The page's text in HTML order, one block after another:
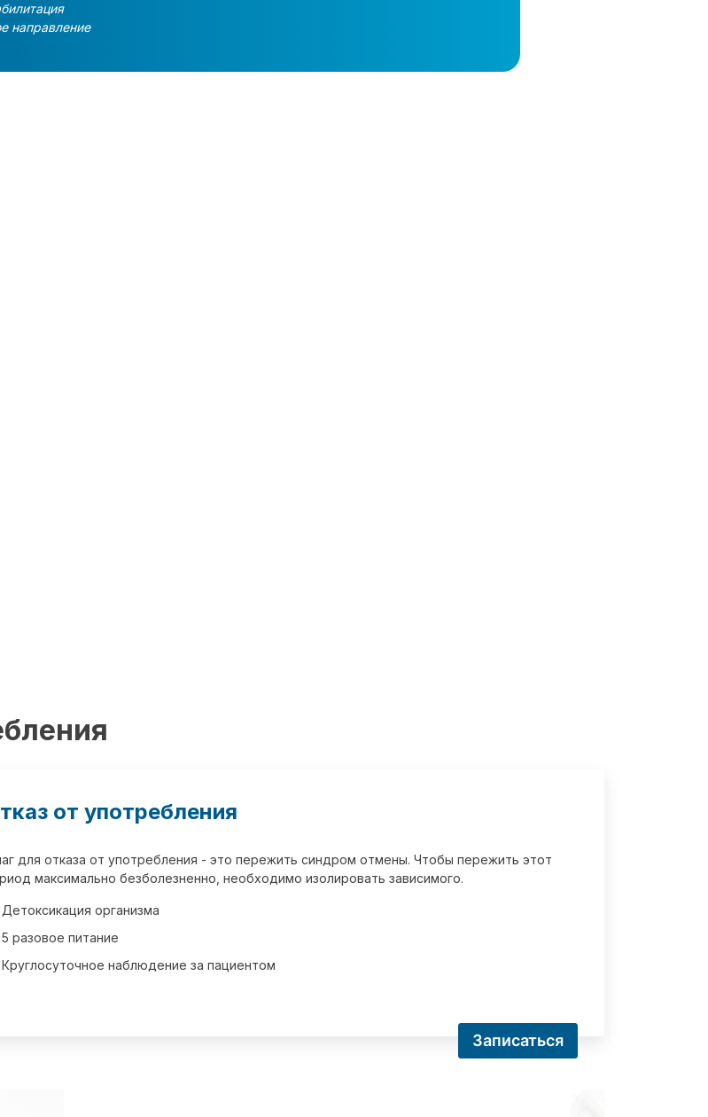
направление
от употребления
для отказа от употребления - это пережить синдром отмены. Чтобы пережить этот
максимально безболезненно, необходимо изолировать зависимого.
Детоксикация организма
5 разовое питание
Круглосуточное наблюдение за пациентом
Записаться